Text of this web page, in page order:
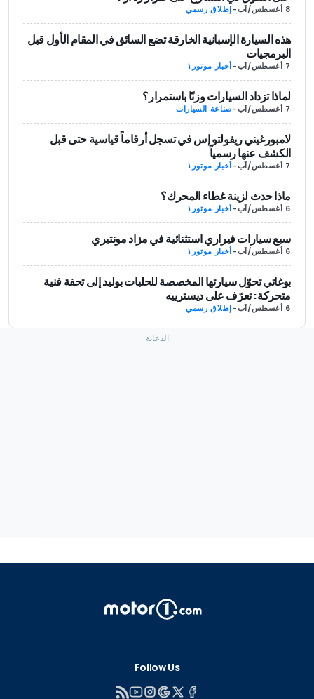
8 أغسطس/آب -إطلاق رسمي
هذه السيارة الإسبانية الخارقة تضع السائق في المقام الأول قبل
البرمجيات
7 أغسطس/آب -أخبار موتور١
لماذا تزداد السيارات وزنًا باستمرار؟
7 أغسطس/آب -صناعة السيارات
لامبورغيني ريفولتو إس في تسجل أرقاماً قياسية حتى قبل
الكشف عنها رسمياً
7 أغسطس/آب -أخبار موتور١
ماذا حدث لزينة غطاء المحرك؟
6 أغسطس/آب -أخبار موتور١
سبع سيارات فيراري استثنائية في مزاد مونتيري
6 أغسطس/آب -أخبار موتور١
بوغاتي تحوّل سيارتها المخصصة للحلبات بوليد إلى تحفة فنية
متحركة: تعرّف على ديسترييه
6 أغسطس/آب -إطلاق رسمي
Follow Us